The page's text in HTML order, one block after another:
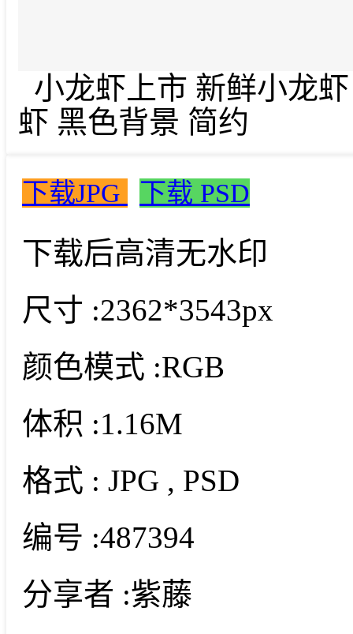
小龙虾上市 新鲜小龙
虾 黑色背景 简约
下载JPG 下载 PSD
下载后高清无水印
尺寸 :2362*3543px
颜色模式 :RGB
体积 :1.16M
格式 : JPG , PSD
编号 :487394
分享者 :紫藤